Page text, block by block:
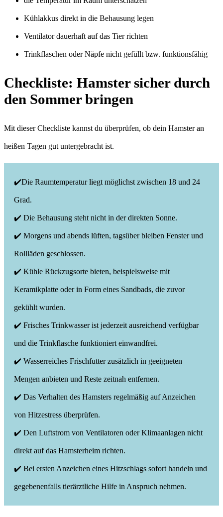
Kühlakkus direkt in die Behausung legen
Ventilator dauerhaft auf das Tier richten
Trinkflaschen oder Näpfe nicht gefüllt bzw. funktionsfähig
Checkliste: Hamster sicher durch
den Sommer bringen
Mit dieser Checkliste kannst du überprüfen, ob dein Hamster an
heißen Tagen gut untergebracht ist.
✔️Die Raumtemperatur liegt möglichst zwischen 18 und 24
Grad.
✔️ Die Behausung steht nicht in der direkten Sonne.
✔️ Morgens und abends lüften, tagsüber bleiben Fenster und
Rollläden geschlossen.
✔️ Kühle Rückzugsorte bieten, beispielsweise mit
Keramikplatte oder in Form eines Sandbads, die zuvor
gekühlt wurden.
✔️ Frisches Trinkwasser ist jederzeit ausreichend verfügbar
und die Trinkflasche funktioniert einwandfrei.
✔️ Wasserreiches Frischfutter zusätzlich in geeigneten
Mengen anbieten und Reste zeitnah entfernen.
✔️ Das Verhalten des Hamsters regelmäßig auf Anzeichen
von Hitzestress überprüfen.
✔️ Den Luftstrom von Ventilatoren oder Klimaanlagen nicht
direkt auf das Hamsterheim richten.
✔️ Bei ersten Anzeichen eines Hitzschlags sofort handeln und
gegebenenfalls tierärztliche Hilfe in Anspruch nehmen.